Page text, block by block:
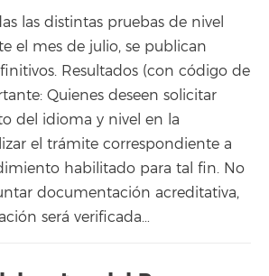
las distintas pruebas de nivel
el mes de julio, se publican
Resultados (con código de
Quienes deseen solicitar
del idioma y nivel en la
el trámite correspondiente a
habilitado para tal fin. No
documentación acreditativa,
será verificada…